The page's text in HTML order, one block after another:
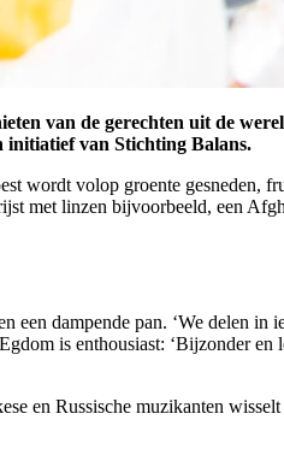
van de gerechten uit de
initiatief van Stichting Balans.
wordt volop groente gesneden,
met linzen bijvoorbeeld, een
dampende pan. ‘We delen
is enthousiast: ‘Bijzonder
en Russische muzikanten